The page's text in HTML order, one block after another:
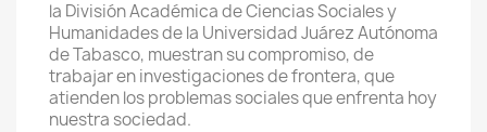
la División Académica de Ciencias Sociales y
Humanidades de la Universidad Juárez Autónoma
de Tabasco, muestran su compromiso, de
trabajar en investigaciones de frontera, que
atienden los problemas sociales que enfrenta hoy
nuestra sociedad.